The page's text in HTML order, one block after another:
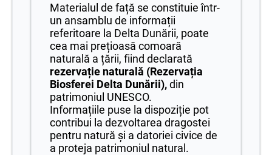
Materialul de față se constituie într-
un ansamblu de informații
referitoare la Delta Dunării, poate
cea mai prețioasă comoară
naturală a țării, fiind declarată
rezervație naturală (Rezervația
Biosferei Delta Dunării),din
patrimoniul UNESCO.
Informațiile puse la dispoziție pot
contribui la dezvoltarea dragostei
pentru natură și a datoriei civice de
a proteja patrimoniul natural.